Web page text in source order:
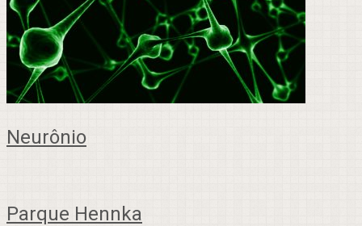
Neurônio
Parque Hennka